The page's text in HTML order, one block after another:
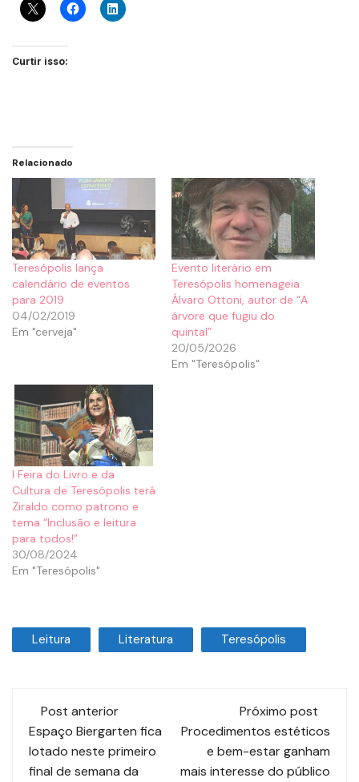
Curtir isso:
Relacionado
Teresópolis lança
calendário de eventos
para 2019
04/02/2019
Em "cerveja"
Evento literário em
Teresópolis homenageia
Álvaro Ottoni, autor de “A
árvore que fugiu do
quintal”
20/05/2026
Em "Teresópolis"
I Feira do Livro e da
Cultura de Teresópolis terá
Ziraldo como patrono e
tema “Inclusão e leitura
para todos!”
30/08/2024
Em "Teresópolis"
Leitura Literatura Teresópolis
Post anterior
Espaço Biergarten fica
lotado neste primeiro
final de semana da
Próximo post
Procedimentos estéticos
e bem-estar ganham
mais interesse do público